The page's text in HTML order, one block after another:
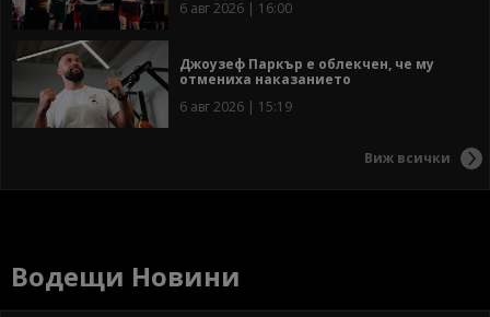
6 авг 2026 | 16:00
Джоузеф Паркър е облекчен, че му
отмениха наказанието
6 авг 2026 | 15:19
Виж всички
Водещи Новини